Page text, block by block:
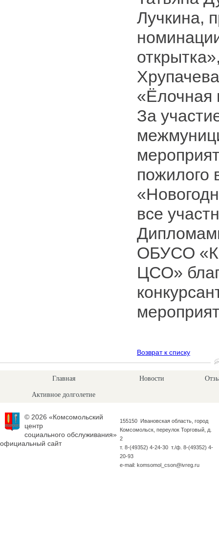
Лучкина,
«Ёлочная
За
пожилого
все
ОБУСО
ЦСО»
Возврат к списку
Главная Новости
Активное долголетие
© 2026 «Комсомольский
центр
социального обслуживания»
официальный сайт
155150 Ивановская область, город
Комсомольск, переулок Торговый, д.
2
т. 8-(49352) 4-24-30 т./ф. 8-(49352) 4-
20-93
e-mail: komsomol_cson@ivreg.ru